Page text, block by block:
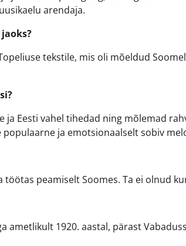
arendaja.
tekstile, mis oli mõeldud
ja Eesti vahel tihedad ning mõlemad
ja emotsionaalselt sobiv
peamiselt Soomes. Ta ei olnud
ametlikult 1920. aastal, pärast